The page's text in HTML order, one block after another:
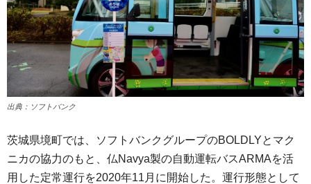
出典：ソフトバンク
茨城県境町では、ソフトバンクグループのBOLDLYとマク
ニカの協力のもと、仏Navya製の自動運転バスARMAを活
用した定常運行を2020年11月に開始した。運行形態として